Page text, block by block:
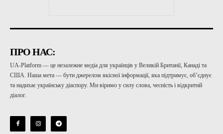
ПРО НАС:
UA-Platform — це незалежне медіа для українців у Великій Британії, Канаді та
США. Наша мета — бути джерелом якісної інформації, яка підтримує, об’єднує
та надихає українську діаспору. Ми віримо у силу слова, чесність і відкритий
діалог.